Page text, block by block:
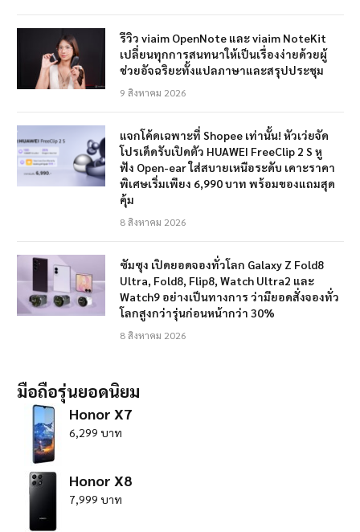
รีวิว viaim OpenNote และ viaim NoteKit
เปลี่ยนทุกการสนทนาให้เป็นเรื่องง่ายด้วยผู้
ช่วยอัจฉริยะทั้งแปลภาษาและสรุปประชุม
9 สิงหาคม 2026
แจกโค้ดเฉพาะที่ Shopee เท่านั้น! หัวเว่ยจัด
โปรเด็ดรับเปิดตัว HUAWEI FreeClip 2 S หู
ฟัง Open-ear ใส่สบายเหนือระดับ เคาะราคา
พิเศษเริ่มเพียง 6,990 บาท พร้อมของแถมสุด
คุ้ม
8 สิงหาคม 2026
ซัมซุง เปิดยอดจองทั่วโลก Galaxy Z Fold8
Ultra, Fold8, Flip8, Watch Ultra2 และ
Watch9 อย่างเป็นทางการ ว่ามียอดสั่งจองทั่ว
โลกสูงกว่ารุ่นก่อนหน้ากว่า 30%
8 สิงหาคม 2026
มือถือรุ่นยอดนิยม
Honor X7
6,299 บาท
Honor X8
7,999 บาท